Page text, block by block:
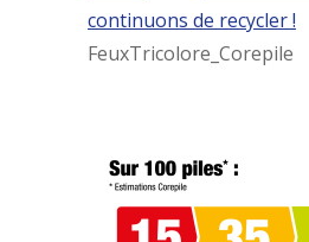
continuons de recycler !
FeuxTricolore_Corepile